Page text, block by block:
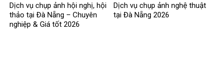
Dịch vụ chụp ảnh hội nghị, hội
thảo tại Đà Nẵng – Chuyên
nghiệp & Giá tốt 2026
Dịch vụ chụp ảnh nghệ thuật
tại Đà Nẵng 2026